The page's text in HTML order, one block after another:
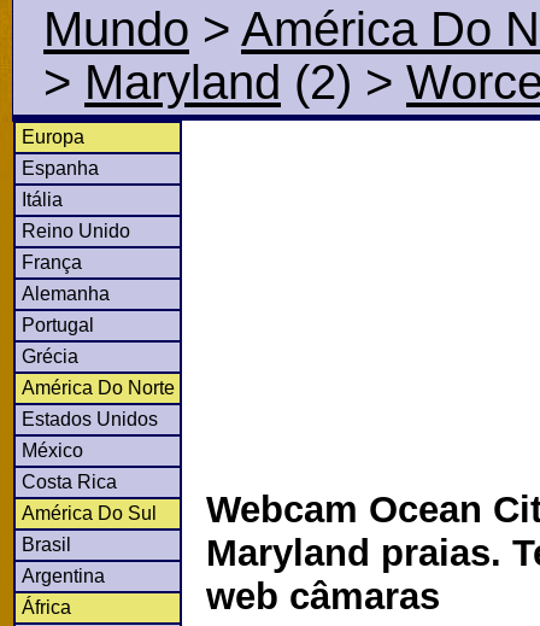
Mundo > América Do
> Maryland (2) >
Europa
Espanha
Itália
Reino Unido
França
Alemanha
Portugal
Grécia
América Do Norte
Estados Unidos
México
Costa Rica
América Do Sul
Brasil
Argentina
África
Webcam Ocean
Maryland praias.
web câmaras